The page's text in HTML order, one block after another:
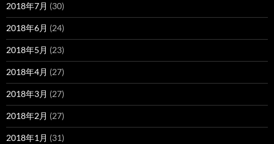
2018年7月 (30)
2018年6月 (24)
2018年5月 (23)
2018年4月 (27)
2018年3月 (27)
2018年2月 (27)
2018年1月 (31)